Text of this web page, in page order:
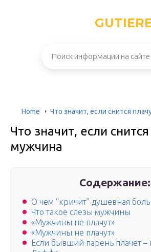
Home Что значит, если снится
Что значит, если
мужчина
Содержание:
О чем “кричит” душевная боль
Что такое слезы мужчины
«Мужчины не плачут»
«Мужчины не плачут»
Если бывший парень плачет –